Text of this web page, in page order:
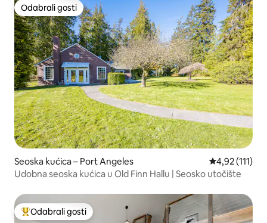
Odabrali gosti
Odabrali gosti
Seoska kućica – Port Angeles Prosječna
4,92 (111)
Udobna seoska kućica u Old Finn Hallu | Seosko utočište
Među najviše rangiranima s oznakom „Odabrali gosti”
Odabrali gosti